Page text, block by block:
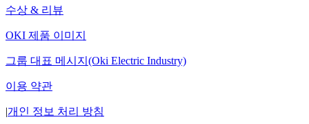
수상 & 리뷰
OKI 제품 이미지
그룹 대표 메시지(Oki Electric Industry)
이용 약관
|개인 정보 처리 방침